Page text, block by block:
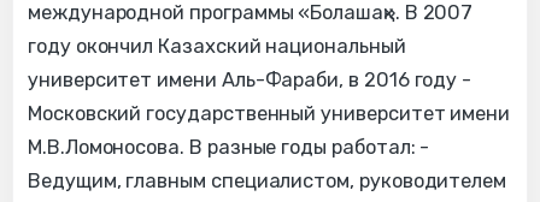
международной программы «Болашақ». В 2007
году окончил Казахский национальный
университет имени Аль-Фараби, в 2016 году -
Московский государственный университет имени
М.В.Ломоносова. В разные годы работал: -
Ведущим, главным специалистом, руководителем